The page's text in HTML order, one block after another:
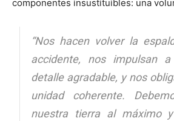
componentes insustituibles: una
“Nos hacen volver la
accidente, nos impulsan
detalle agradable, y nos
unidad coherente.
nuestra tierra al máximo